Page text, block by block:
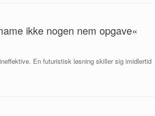
ikke nogen nem opgave«
En futuristisk løsning skiller sig imidlertid